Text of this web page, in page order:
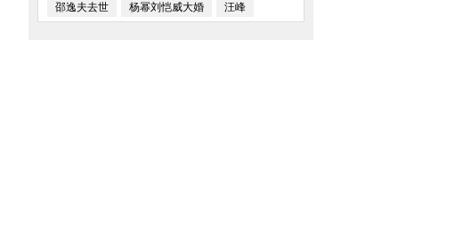
邵逸夫去世
杨幂刘恺威大婚 汪峰